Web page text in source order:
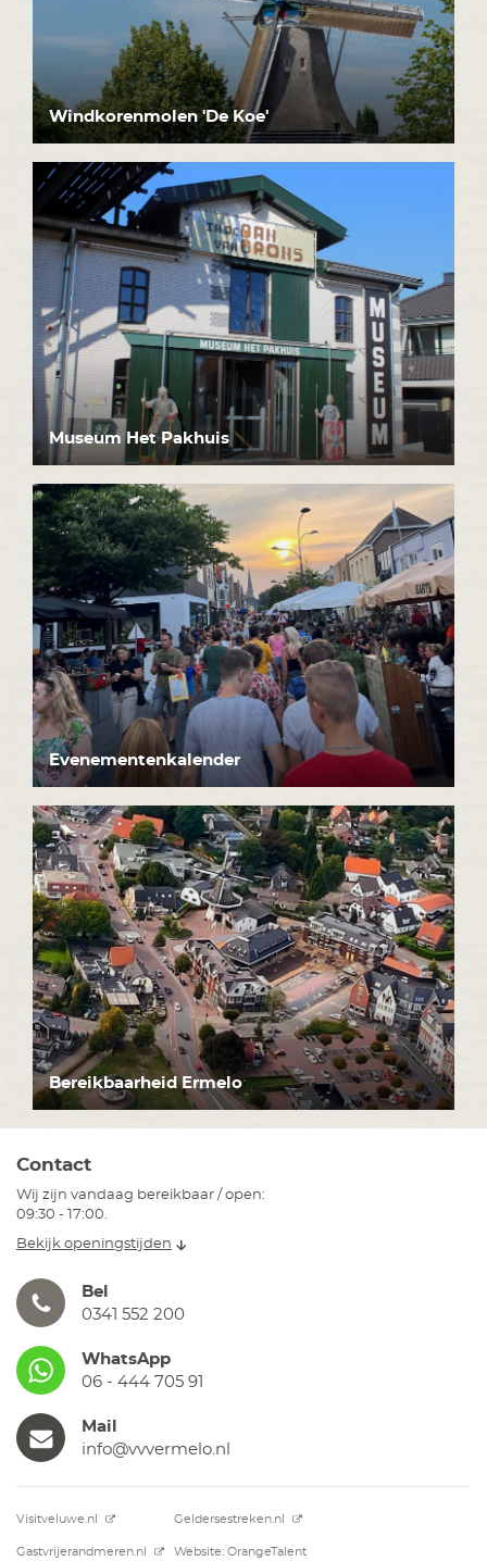
Windkorenmolen 'De Koe'
Museum Het Pakhuis
Evenementenkalender
Bereikbaarheid Ermelo
Bel
0341 552 200
WhatsApp
06 - 444 705 91
Mail
info@vvvermelo.nl
Contact
Wij zijn vandaag bereikbaar / open:
09:30 - 17:00.
Bekijk openingstijden
Visitveluwe.nl Geldersestreken.nl
Gastvrijerandmeren.nl Website: OrangeTalent